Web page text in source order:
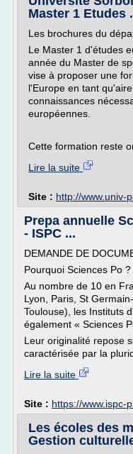
Master 1 Etudes
Les brochures du
Le Master 1 d'études
année du Master de
vise à proposer une
l'Europe en tant
connaissances
européennes.
Cette formation reste
Lire la suite
Site : http://www.univ-
Prepa annuelle
- ISPC ...
DEMANDE DE
Pourquoi Sciences Po ?
Au nombre de 10 en
Lyon, Paris, St
Toulouse), les Instituts
également « Sciences
Leur originalité repose
caractérisée par la
Lire la suite
Site : https://www.ispc-
Les écoles des
Gestion